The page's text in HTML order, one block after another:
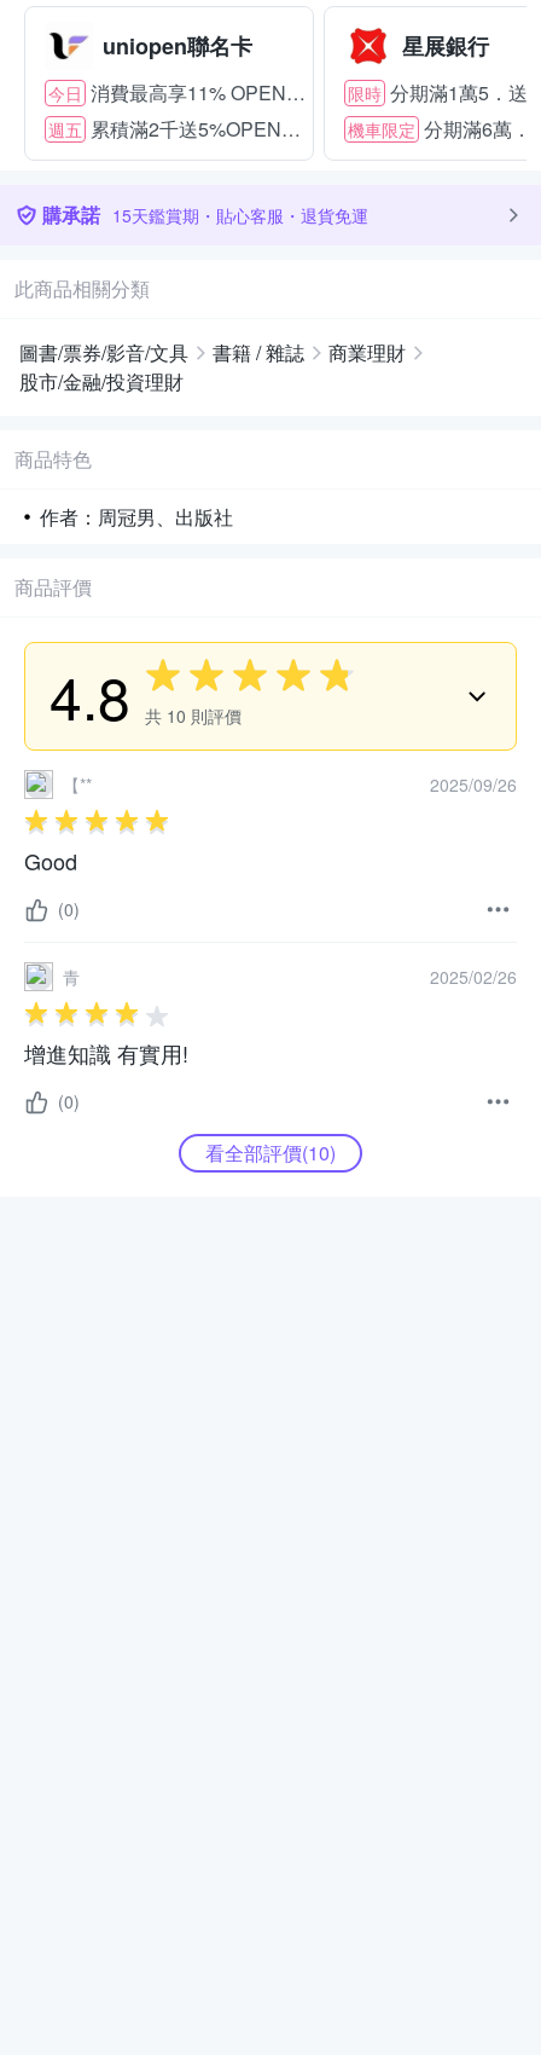
uniopen聯名卡
今日 消費最高享11% OPENPOINT
週五 累積滿2千送5%OPENPOINT
星展銀行
限時 分期滿1萬5．送
機車限定 分期滿6萬．
購承諾 15天鑑賞期・貼心客服・退貨免運
此商品相關分類
圖書/票券/影音/文具 書籍 / 雜誌
商業理財
股市/金融/投資理財
商品特色
作者：周冠男、出版社
商品評價
4.8 共 10 則評價
【** 2025/09/26
Good
(0)
青 2025/02/26
增進知識 有實用!
(0)
看全部評價(10)